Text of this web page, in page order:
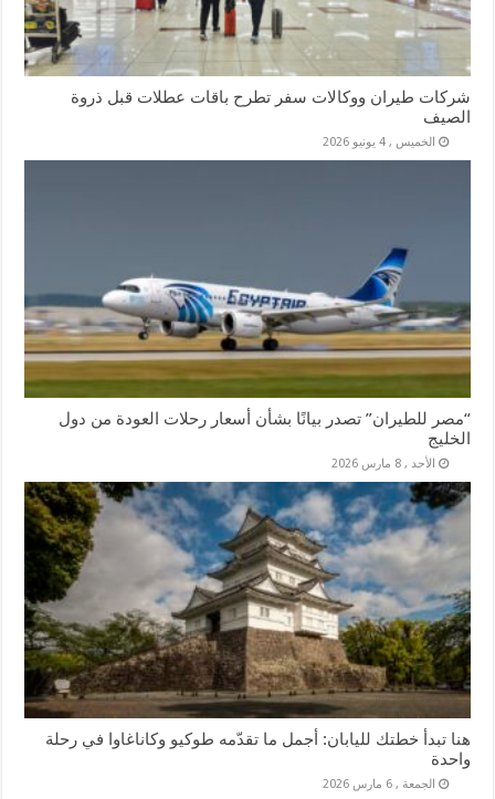
شركات طيران ووكالات سفر تطرح باقات عطلات قبل ذروة
الصيف
الخميس , 4 يونيو 2026
“مصر للطيران” تصدر بيانًا بشأن أسعار رحلات العودة من دول
الخليج
الأحد , 8 مارس 2026
هنا تبدأ خطتك لليابان: أجمل ما تقدّمه طوكيو وكاناغاوا في رحلة
واحدة
الجمعة , 6 مارس 2026